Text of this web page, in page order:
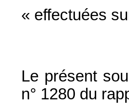
« effectuées
Le présent
n° 1280 du